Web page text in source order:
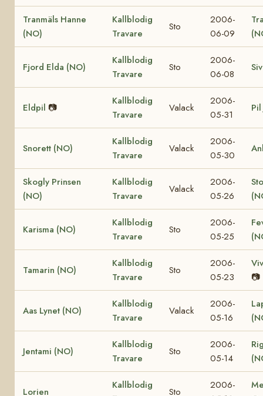
Tranmäls Hanne
(NO)
Kallblodig
Travare
Sto
2006-
06-09
Fjord Elda (NO)
Kallblodig
Travare
Sto
2006-
06-08
Eldpil 📷
Kallblodig
Travare
Valack
2006-
05-31
Pil
Snorett (NO)
Kallblodig
Travare
Valack
2006-
05-30
Skogly Prinsen
(NO)
Kallblodig
Travare
Valack
2006-
05-26
Karisma (NO)
Kallblodig
Travare
Sto
2006-
05-25
Tamarin (NO)
Kallblodig
Travare
Sto
2006-
05-23
📷
Aas Lynet (NO)
Kallblodig
Travare
Valack
2006-
05-16
Jentami (NO)
Kallblodig
Travare
Sto
2006-
05-14
Lorien
Kallblodig
Sto
2006-